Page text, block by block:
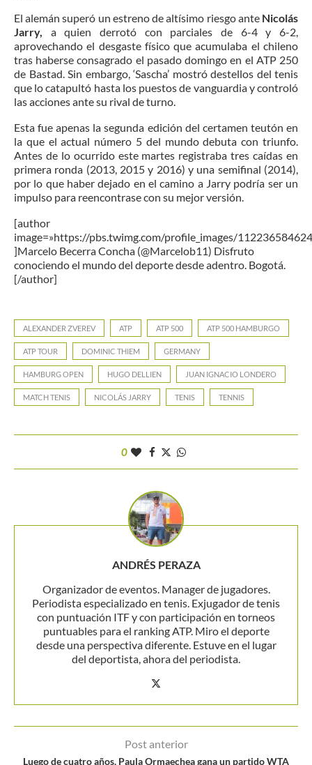
El alemán superó un estreno de altísimo riesgo ante Nicolás
Jarry, a quien derrotó con parciales de 6-4 y 6-2,
aprovechando el desgaste físico que acumulaba el chileno
tras haberse consagrado el pasado domingo en el ATP 250
de Bastad. Sin embargo, ‘Sascha’ mostró destellos del tenis
que lo catapultó hasta los puestos de vanguardia y controló
las acciones ante su rival de turno.
Esta fue apenas la segunda edición del certamen teutón en
la que el actual número 5 del mundo debuta con triunfo.
Antes de lo ocurrido este martes registraba tres caídas en
primera ronda (2013, 2015 y 2016) y una semifinal (2014),
por lo que haber dejado en el camino a Jarry podría ser un
impulso para reencontrase con su mejor versión.
[author
image=»https://pbs.twimg.com/profile_images/
]Marcelo Becerra Concha (@Marcelob11) Disfruto
conociendo el mundo del deporte desde adentro. Bogotá.
[/author]
ALEXANDER ZVEREV ATP ATP 500 ATP 500 HAMBURGO
ATP TOUR DOMINIC THIEM GERMANY
HAMBURG OPEN HUGO DELLIEN JUAN IGNACIO LONDERO
MATCH TENIS NICOLÁS JARRY TENIS TENNIS
0
ANDRÉS PERAZA
Organizador de eventos. Manager de jugadores.
Periodista especializado en tenis. Exjugador de tenis
con puntuación ITF y con participación en torneos
puntuables para el ranking ATP. Miro el deporte
desde una perspectiva diferente. Estuve en el lugar
del deportista, ahora del periodista.
Post anterior
Luego de cuatro años, Paula Ormaechea gana un partido WTA